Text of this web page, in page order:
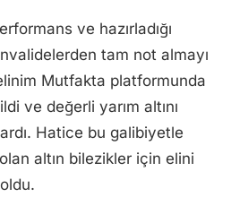
ve hazırladığı
tam not almayı
Mutfakta platformunda
ve değerli yarım altını
Hatice bu galibiyetle
altın bilezikler için elini